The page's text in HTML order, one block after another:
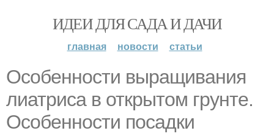
ИДЕИ ДЛЯ САДА И ДАЧИ
главная новости статьи
Особенности выращивания
лиатриса в открытом грунте.
Особенности посадки